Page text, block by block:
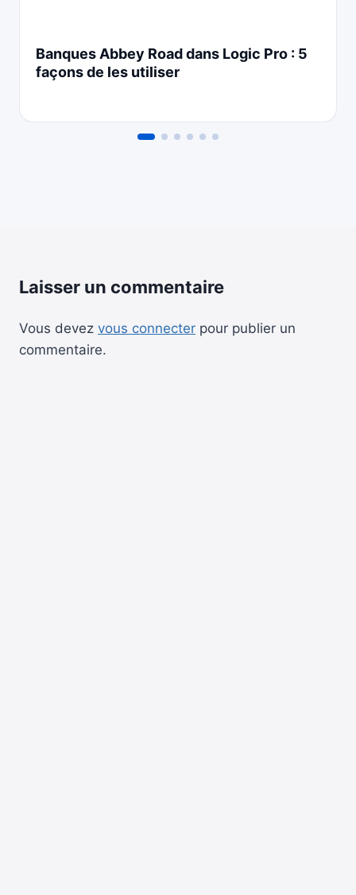
Banques Abbey Road dans Logic Pro : 5
façons de les utiliser
Laisser un commentaire
Vous devez vous connecter pour publier un
commentaire.